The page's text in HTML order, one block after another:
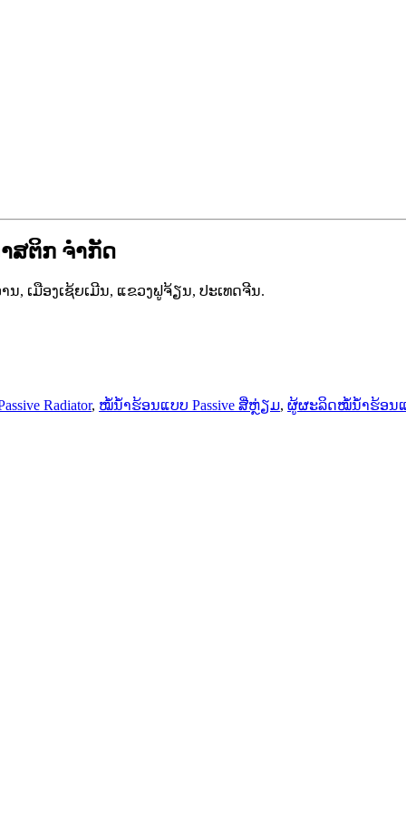
ສຕິກ ຈຳກັດ
, ເມືອງເຊ້ຍເມີນ, ແຂວງຟູຈ້ຽນ, ປະເທດຈີນ.
Radiator, ໝໍ້ນ້ຳຮ້ອນແບບ Passive ສີ່ຫຼ່ຽມ, ຜູ້ຜະລິດໝໍ້ນ້ຳຮ້ອນແ